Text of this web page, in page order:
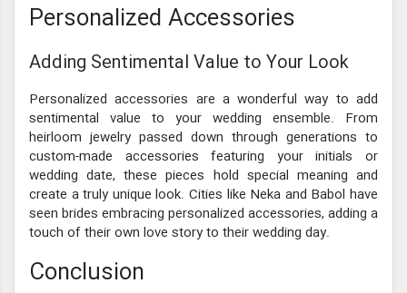
Personalized Accessories
Adding Sentimental Value to Your Look
Personalized accessories are a wonderful way to add
sentimental value to your wedding ensemble. From
heirloom jewelry passed down through generations to
custom-made accessories featuring your initials or
wedding date, these pieces hold special meaning and
create a truly unique look. Cities like Neka and Babol have
seen brides embracing personalized accessories, adding a
touch of their own love story to their wedding day.
Conclusion